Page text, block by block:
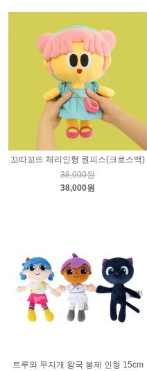
꼬따꼬뜨 체리인형 원피스(크로스백)
38,000원
38,000원
트루와 무지개 왕국 봉제 인형 15cm